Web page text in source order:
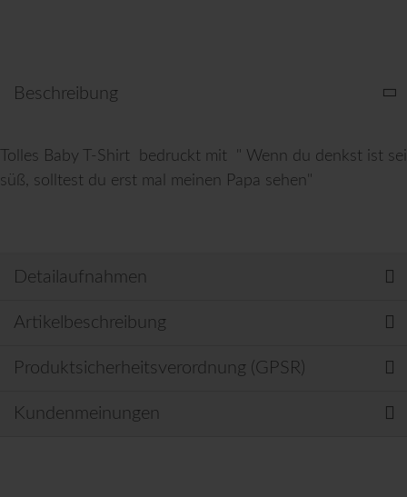
Beschreibung
Tolles Baby T-Shirt bedruckt mit " Wenn du denkst ist sei
süß, solltest du erst mal meinen Papa sehen"
Detailaufnahmen
Artikelbeschreibung
Produktsicherheitsverordnung (GPSR)
Kundenmeinungen